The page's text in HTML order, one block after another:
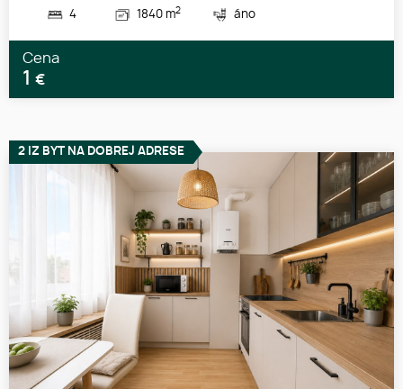
4
1840 m2
áno
Cena
1 €
2 IZ BYT NA DOBREJ ADRESE